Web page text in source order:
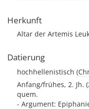
Herkunft
Altar der Artemis
Datierung
hochhellenistisch
Anfang/frühes, 2. Jh.
quem.
- Argument: